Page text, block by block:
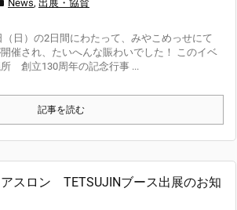
News, 出展・協賛
日）の2日間にわたって、みやこめっせにて
開催され、たいへんな賑わいでした！ このイベ
創立130周年の記念行事 ...
記事を読む
スロン TETSUJINブース出展のお知